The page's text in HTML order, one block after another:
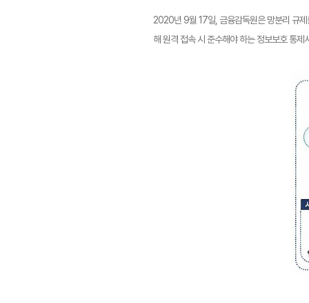
2020년 9월 17일, 금융감독원은 망분리 규제
해 원격 접속 시 준수해야 하는 정보보호 통제